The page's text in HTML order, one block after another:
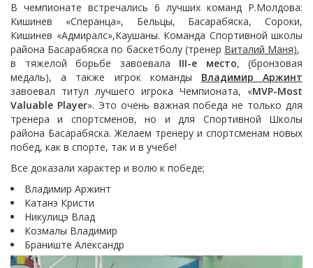
В чемпионате встречались 6 лучших команд Р.Молдова:
Кишинев «Сперанца», Бельцы, Басарабяска, Сороки,
Кишинев «Адмиралс»,Каушаны. Команда Спортивной школы
района Басарабяска по баскетболу (тренер Виталий Маня),
в тяжелой борьбе завоевала III-е место, (бронзовая
медаль), а также игрок команды Владимир Аржинт
завоевал титул лучшего игрока Чемпионата, «MVP-Most
Valuable Player». Это очень важная победа не только для
тренера и спортсменов, но и для Спортивной Школы
района Басарабяска. Желаем тренеру и спортсменам новых
побед, как в спорте, так и в учебе!
Все доказали характер и волю к победе;
Владимир Аржинт
Катанэ Кристи
Никулицэ Влад
Козмалы Владимир
Браниште Александр